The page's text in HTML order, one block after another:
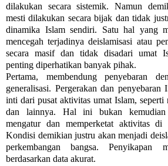
dilakukan secara sistemik. Namun
mesti dilakukan secara bijak dan tidak
dinamika Islam sendiri. Satu hal yang
mencegah terjadinya deislamisasi atau
secara masif dan tidak disadari umat
penting diperhatikan banyak pihak.
Pertama, membendung penyebaran
generalisasi. Pergerakan dan penyebaran
inti dari pusat aktivitas umat Islam, seperti
dan lainnya. Hal ini bukan kemudian
mengatur dan memperketat aktivitas di
Kondisi demikian justru akan menjadi
perkembangan bangsa. Penyikapan
berdasarkan data akurat.